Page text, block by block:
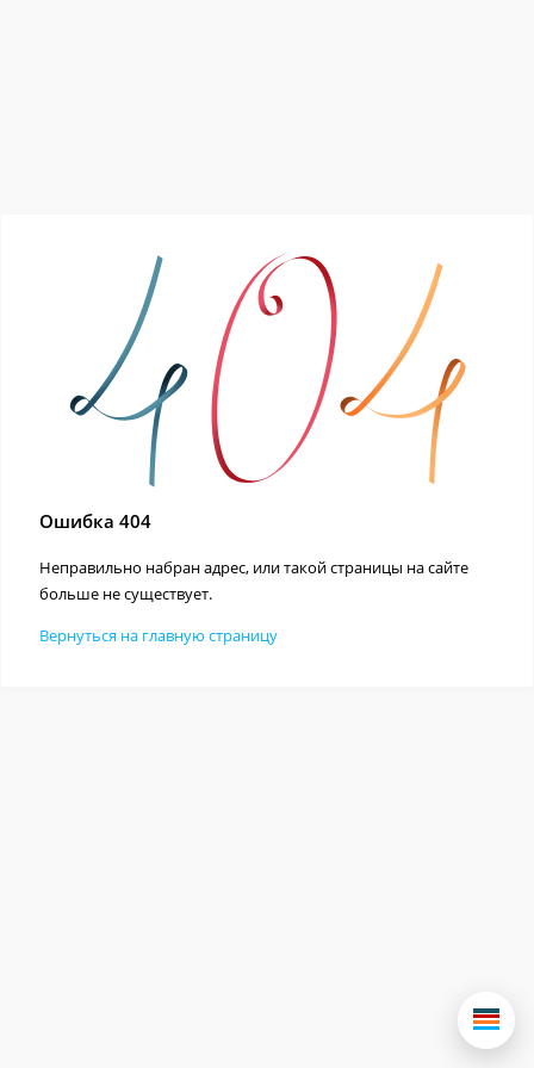
Ошибка 404
Неправильно набран адрес, или такой страницы на сайте
больше не существует.
Вернуться на главную страницу